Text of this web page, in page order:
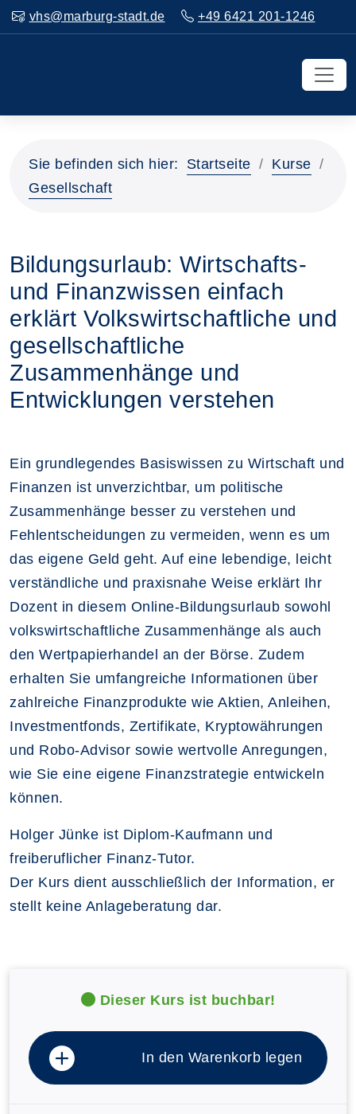
vhs@marburg-stadt.de +49 6421 201-1246
Sie befinden sich hier: Startseite
Kurse
Gesellschaft
Bildungsurlaub: Wirtschafts-
und Finanzwissen einfach
erklärt Volkswirtschaftliche und
gesellschaftliche
Zusammenhänge und
Entwicklungen verstehen
Ein grundlegendes Basiswissen zu Wirtschaft und
Finanzen ist unverzichtbar, um politische
Zusammenhänge besser zu verstehen und
Fehlentscheidungen zu vermeiden, wenn es um
das eigene Geld geht. Auf eine lebendige, leicht
verständliche und praxisnahe Weise erklärt Ihr
Dozent in diesem Online-Bildungsurlaub sowohl
volkswirtschaftliche Zusammenhänge als auch
den Wertpapierhandel an der Börse. Zudem
erhalten Sie umfangreiche Informationen über
zahlreiche Finanzprodukte wie Aktien, Anleihen,
Investmentfonds, Zertifikate, Kryptowährungen
und Robo-Advisor sowie wertvolle Anregungen,
wie Sie eine eigene Finanzstrategie entwickeln
können.
Holger Jünke ist Diplom-Kaufmann und
freiberuflicher Finanz-Tutor.
Der Kurs dient ausschließlich der Information, er
stellt keine Anlageberatung dar.
Dieser Kurs ist buchbar!
In den Warenkorb legen